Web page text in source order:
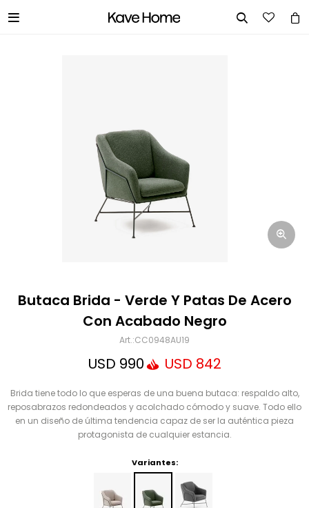
 
Butaca Brida - Verde Y Patas De Acero
Con Acabado Negro
CC0948AU19
USD 990 USD 842
Brida tiene todo lo que esperas de una buena butaca: respaldo alto,
reposabrazos redondeados y acolchado cómodo y suave. Todo ello
en un diseño de última tendencia capaz de ser la auténtica pieza
protagonista de cualquier estancia.
Variantes:
Correo electrónico